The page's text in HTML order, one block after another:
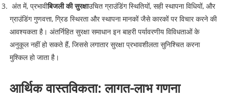
अंत में, प्रभावीबिजली की सुरक्षाउचित ग्राउंडिंग स्थितियों, सही स्थापना विधियों, और
ग्राउंडिंग गुणवत्ता, ग्रिड स्थिरता और स्थापना मानकों जैसे कारकों पर विचार करने की
आवश्यकता है। अंतर्निहित सुरक्षा समाधान इन बाहरी पर्यावरणीय विविधताओं के
अनुकूल नहीं हो सकते हैं, जिससे लगातार सुरक्षा प्रभावशीलता सुनिश्चित करना
मुश्किल हो जाता है।
आर्थिक वास्तविकता: लागत-लाभ गणना